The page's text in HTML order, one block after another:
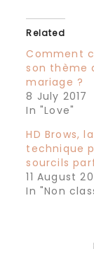
Related
Comment
son thème
mariage ?
8 July 2017
In "Love"
HD Brows, la
technique
sourcils
11 August
In "Non